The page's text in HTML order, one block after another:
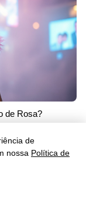
de
nossa Política de
de Rosa?